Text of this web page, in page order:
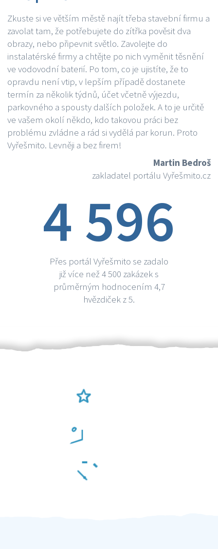
Zkuste si ve větším městě najít třeba stavební firmu a
zavolat tam, že potřebujete do zítřka pověsit dva
obrazy, nebo připevnit světlo. Zavolejte do
instalatérské firmy a chtějte po nich vyměnit těsnění
ve vodovodní baterií. Po tom, co je ujistíte, že to
opravdu není vtip, v lepším případě dostanete
termín za několik týdnů, účet včetně výjezdu,
parkovného a spousty dalších položek. A to je určitě
ve vašem okolí někdo, kdo takovou práci bez
problému zvládne a rád si vydělá par korun. Proto
Vyřešmito. Levněji a bez firem!
Martin Bedroš
zakladatel portálu Vyřešmito.cz
4 596
Přes portál Vyřešmito se zadalo
již více než 4 500 zakázek s
průměrným hodnocením 4,7
hvězdiček z 5.